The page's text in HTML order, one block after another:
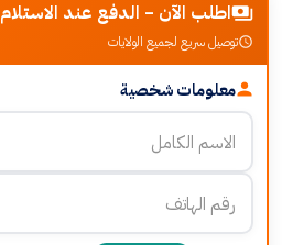
اطلب الآن - الدفع عند الاستلام
توصيل سريع لجميع الولايات
معلومات شخصية